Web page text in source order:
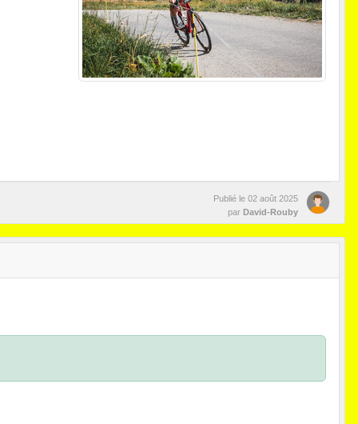
Publié le 02 août 2025
par David-Rouby